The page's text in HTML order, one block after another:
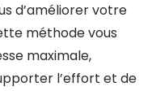
d’améliorer votre
méthode vous
maximale,
l’effort et de